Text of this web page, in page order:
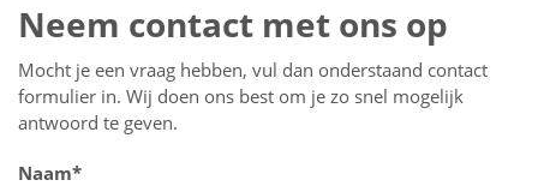
Neem contact met ons op
Mocht je een vraag hebben, vul dan onderstaand contact
formulier in. Wij doen ons best om je zo snel mogelijk
antwoord te geven.
Naam*